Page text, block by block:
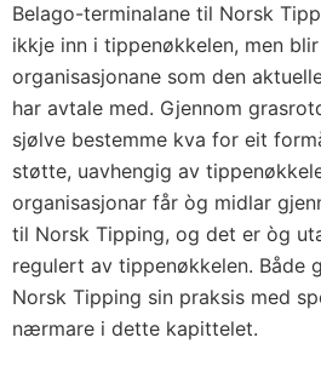
Belago-terminalane til Norsk
ikkje inn i tippenøkkelen, men
organisasjonane som den
har avtale med. Gjennom
sjølve bestemme kva for eit
støtte, uavhengig av
organisasjonar får òg midlar
til Norsk Tipping, og det er òg
regulert av tippenøkkelen. Både
Norsk Tipping sin praksis med
nærmare i dette kapittelet.